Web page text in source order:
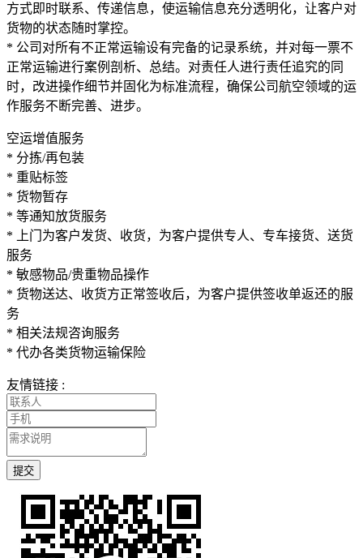
方式即时联系、传递信息，使运输信息充分透明化，让客户对
货物的状态随时掌控。
* 公司对所有不正常运输设有完备的记录系统，并对每一票不
正常运输进行案例剖析、总结。对责任人进行责任追究的同
时，改进操作细节并固化为标准流程，确保公司航空领域的运
作服务不断完善、进步。
空运增值服务
* 分拣/再包装
* 重贴标签
* 货物暂存
* 等通知放货服务
* 上门为客户发货、收货，为客户提供专人、专车接货、送货
服务
* 敏感物品/贵重物品操作
* 货物送达、收货方正常签收后，为客户提供签收单返还的服
务
* 相关法规咨询服务
* 代办各类货物运输保险
友情链接 :
提交